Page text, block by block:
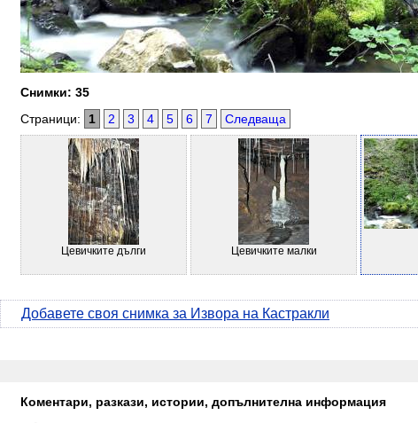
Снимки: 35
Страници:
1 2 3 4 5 6 7 Следваща
Цевичките дълги Цевичките малки
Добавете своя снимка за Извора на Кастракли
Коментари, разкази, истории, допълнителна информация